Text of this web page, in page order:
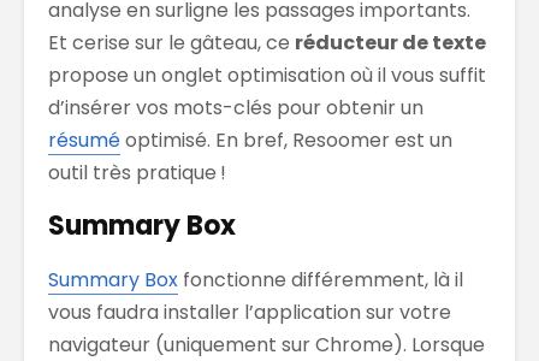
analyse en surligne les passages importants.
Et cerise sur le gâteau, ce réducteur de texte
propose un onglet optimisation où il vous suffit
d’insérer vos mots-clés pour obtenir un
résuméoptimisé. En bref, Resoomer est un
outil très pratique !
Summary Box
Summary Box fonctionne différemment, là il
vous faudra installer l’application sur votre
navigateur (uniquement sur Chrome). Lorsque